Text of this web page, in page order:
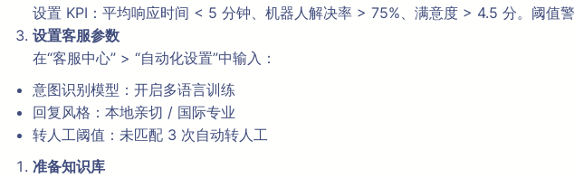
设置 KPI：平均响应时间 < 5 分钟、机器人解决率 > 75%、满意度 > 4.5 分。阈值
设置客服参数
在“客服中心” > “自动化设置”中输入：
意图识别模型：开启多语言训练
回复风格：本地亲切 / 国际专业
转人工阈值：未匹配 3 次自动转人工
准备知识库